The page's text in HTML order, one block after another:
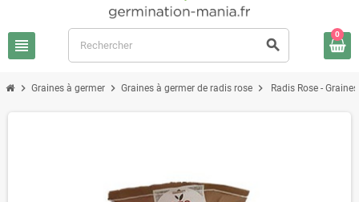
view_headline search
0
chevron_right Graines à germer chevron_right Graines à germer de radis rose chevron_right Radis Rose -